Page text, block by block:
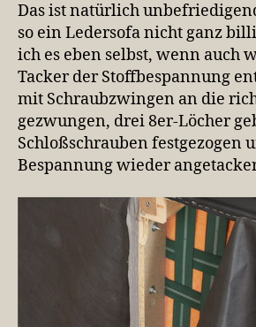
Das ist natürlich
so ein Ledersofa nicht ganz
ich es eben selbst, wenn auch
Tacker der Stoffbespannung
mit Schraubzwingen an die
gezwungen, drei 8er-Löcher
Schloßschrauben festgezogen
Bespannung wieder